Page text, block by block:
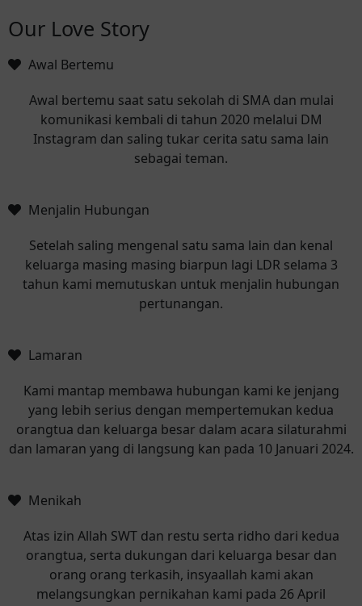
Our Love Story
Awal Bertemu
Awal bertemu saat satu sekolah di SMA dan mulai
komunikasi kembali di tahun 2020 melalui DM
Instagram dan saling tukar cerita satu sama lain
sebagai teman.
Menjalin Hubungan
Setelah saling mengenal satu sama lain dan kenal
keluarga masing masing biarpun lagi LDR selama 3
tahun kami memutuskan untuk menjalin hubungan
pertunangan.
Lamaran
Kami mantap membawa hubungan kami ke jenjang
yang lebih serius dengan mempertemukan kedua
orangtua dan keluarga besar dalam acara silaturahmi
dan lamaran yang di langsung kan pada 10 Januari 2024.
Menikah
Atas izin Allah SWT dan restu serta ridho dari kedua
orangtua, serta dukungan dari keluarga besar dan
orang orang terkasih, insyaallah kami akan
melangsungkan pernikahan kami pada 26 April